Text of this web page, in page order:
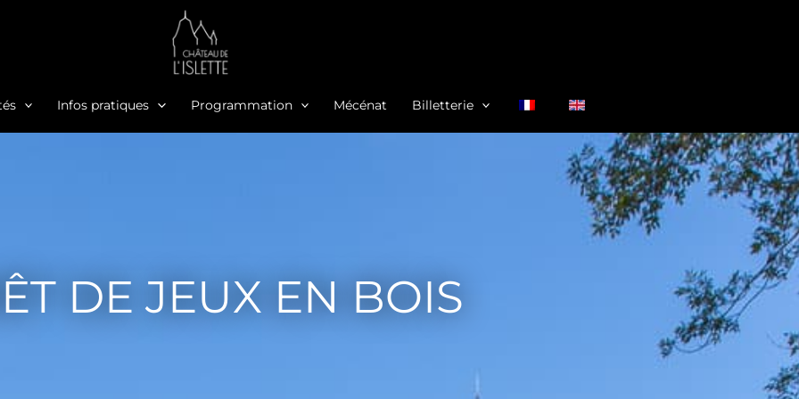
Infos pratiques Programmation Mécénat Billetterie
DE JEUX EN BOIS